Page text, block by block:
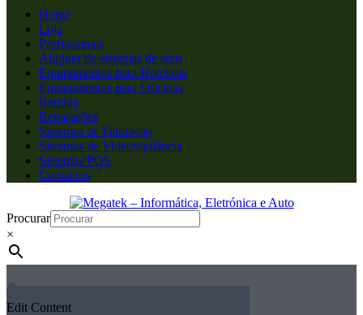
Home
Loja
Profissionais
Aluguer de sistemas de som
Equipamentos para Hotelaria
Equipamentos para Oficinas
Renting
Reparações
Sistemas de Faturação
Sistemas de Videovigilância
Sistemas POS
Contactos
Procurar
×
Edit Content